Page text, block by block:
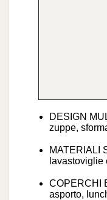
DESIGN
zuppe,
MATERIALI
lavastoviglie
COPERCHI
asporto,